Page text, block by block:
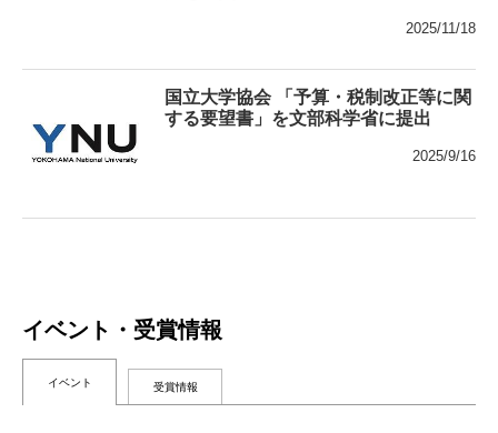
2025/11/18
国立大学協会 「予算・税制改正等に関
する要望書」を文部科学省に提出
2025/9/16
イベント・受賞情報
イベント 受賞情報